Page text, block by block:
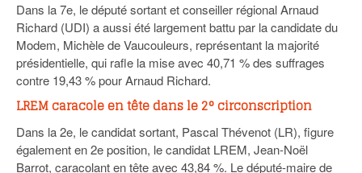
Dans la 7e, le député sortant et conseiller régional Arnaud
Richard (UDI) a aussi été largement battu par la candidate du
Modem, Michèle de Vaucouleurs, représentant la majorité
présidentielle, qui rafle la mise avec 40,71 % des suffrages
contre 19,43 % pour Arnaud Richard.
LREM caracole en tête dans le 2° circonscription
Dans la 2e, le candidat sortant, Pascal Thévenot (LR), figure
également en 2e position, le candidat LREM, Jean-Noël
Barrot, caracolant en tête avec 43,84 %. Le député-maire de